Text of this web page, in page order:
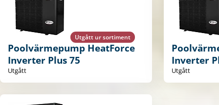
Utgått ur sortiment
Poolvärmepump HeatForce
Inverter Plus 75
Utgått
Inverter
Utgått